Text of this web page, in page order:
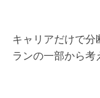
キャリアだけで
ランの一部から